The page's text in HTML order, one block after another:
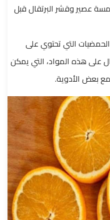
عصير وقشر البرتقال قبل
التي تحتوي على
على هذه المواد، التي يمكن
بعض الأدوية.